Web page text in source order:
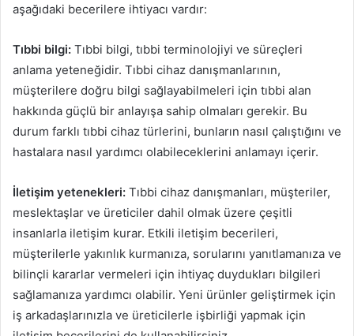
aşağıdaki becerilere ihtiyacı vardır:
Tıbbi bilgi: Tıbbi bilgi, tıbbi terminolojiyi ve süreçleri
anlama yeteneğidir. Tıbbi cihaz danışmanlarının,
müşterilere doğru bilgi sağlayabilmeleri için tıbbi alan
hakkında güçlü bir anlayışa sahip olmaları gerekir. Bu
durum farklı tıbbi cihaz türlerini, bunların nasıl çalıştığını ve
hastalara nasıl yardımcı olabileceklerini anlamayı içerir.
İletişim yetenekleri: Tıbbi cihaz danışmanları, müşteriler,
meslektaşlar ve üreticiler dahil olmak üzere çeşitli
insanlarla iletişim kurar. Etkili iletişim becerileri,
müşterilerle yakınlık kurmanıza, sorularını yanıtlamanıza ve
bilinçli kararlar vermeleri için ihtiyaç duydukları bilgileri
sağlamanıza yardımcı olabilir. Yeni ürünler geliştirmek için
iş arkadaşlarınızla ve üreticilerle işbirliği yapmak için